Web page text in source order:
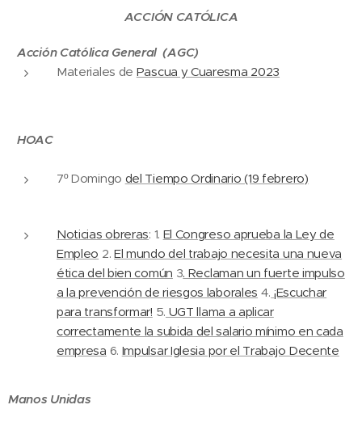
ACCIÓN CATÓLICA
Acción Católica General (AGC)
Materiales de Pascua y Cuaresma 2023
HOAC
7º Domingo del Tiempo Ordinario (19 febrero)
Noticias obreras: 1. El Congreso aprueba la Ley de
Empleo 2. El mundo del trabajo necesita una nueva
ética del bien común 3. Reclaman un fuerte impulso
a la prevención de riesgos laborales 4. ¡Escuchar
para transformar! 5. UGT llama a aplicar
correctamente la subida del salario mínimo en cada
empresa 6. Impulsar Iglesia por el Trabajo Decente
Manos Unidas